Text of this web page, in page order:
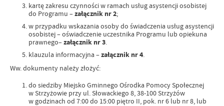
kartę zakresu czynności w ramach usług asystencji osobistej
do Programu –załącznik nr 2;
w przypadku wskazania osoby do świadczenia usług asystencji
osobistej – oświadczenie uczestnika Programu lub opiekuna
prawnego–załącznik nr 3.
klauzula informacyjna –załącznik nr 4.
Ww. dokumenty należy złożyć:
do siedziby Miejsko Gminnego Ośrodka Pomocy Społecznej
w Strzyżowie przy ul. Słowackiego 8, 38-100 Strzyżów
w godzinach od 7:00 do 15:00 piętro II, pok. nr 6 lub nr 8, lub